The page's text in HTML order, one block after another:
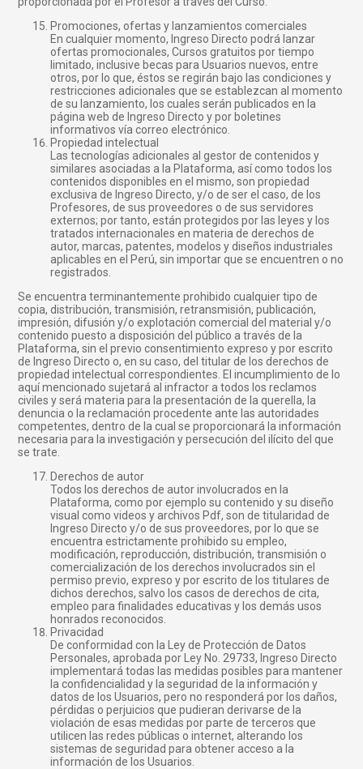
Promociones, ofertas y lanzamientos comerciales
En cualquier momento, Ingreso Directo podrá lanzar
ofertas promocionales, Cursos gratuitos por tiempo
limitado, inclusive becas para Usuarios nuevos, entre
otros, por lo que, éstos se regirán bajo las condiciones y
restricciones adicionales que se establezcan al momento
de su lanzamiento, los cuales serán publicados en la
página web de Ingreso Directo y por boletines
informativos vía correo electrónico.
Propiedad intelectual
Las tecnologías adicionales al gestor de contenidos y
similares asociadas a la Plataforma, así como todos los
contenidos disponibles en el mismo, son propiedad
exclusiva de Ingreso Directo, y/o de ser el caso, de los
Profesores, de sus proveedores o de sus servidores
externos; por tanto, están protegidos por las leyes y los
tratados internacionales en materia de derechos de
autor, marcas, patentes, modelos y diseños industriales
aplicables en el Perú, sin importar que se encuentren o no
registrados.
Se encuentra terminantemente prohibido cualquier tipo de
copia, distribución, transmisión, retransmisión, publicación,
impresión, difusión y/o explotación comercial del material y/o
contenido puesto a disposición del público a través de la
Plataforma, sin el previo consentimiento expreso y por escrito
de Ingreso Directo o, en su caso, del titular de los derechos de
propiedad intelectual correspondientes. El incumplimiento de lo
aquí mencionado sujetará al infractor a todos los reclamos
civiles y será materia para la presentación de la querella, la
denuncia o la reclamación procedente ante las autoridades
competentes, dentro de la cual se proporcionará la información
necesaria para la investigación y persecución del ilícito del que
se trate.
Derechos de autor
Todos los derechos de autor involucrados en la
Plataforma, como por ejemplo su contenido y su diseño
visual como videos y archivos Pdf, son de titularidad de
Ingreso Directo y/o de sus proveedores, por lo que se
encuentra estrictamente prohibido su empleo,
modificación, reproducción, distribución, transmisión o
comercialización de los derechos involucrados sin el
permiso previo, expreso y por escrito de los titulares de
dichos derechos, salvo los casos de derechos de cita,
empleo para finalidades educativas y los demás usos
honrados reconocidos.
Privacidad
De conformidad con la Ley de Protección de Datos
Personales, aprobada por Ley No. 29733, Ingreso Directo
implementará todas las medidas posibles para mantener
la confidencialidad y la seguridad de la información y
datos de los Usuarios, pero no responderá por los daños,
pérdidas o perjuicios que pudieran derivarse de la
violación de esas medidas por parte de terceros que
utilicen las redes públicas o internet, alterando los
sistemas de seguridad para obtener acceso a la
información de los Usuarios.